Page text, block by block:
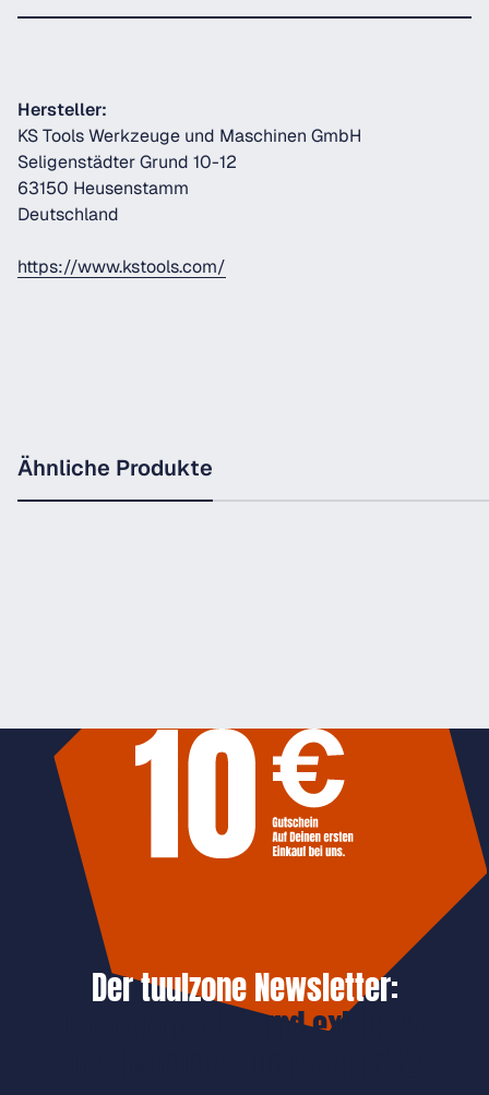
Hersteller:
KS Tools Werkzeuge und Maschinen GmbH
Seligenstädter Grund 10-12
63150 Heusenstamm
Deutschland
https://www.kstools.com/
Ähnliche Produkte
Der tuulzone Newsletter:
Jetzt anmelden und exklusive